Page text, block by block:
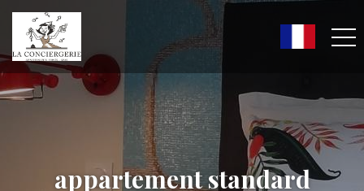
appartement standard